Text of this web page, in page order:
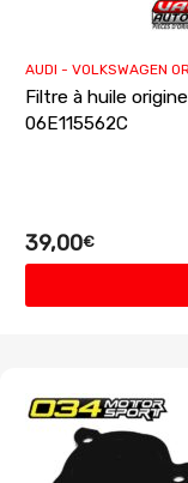
AUDI - VOLKSWAGEN
Filtre à huile
06E115562C
39,00€